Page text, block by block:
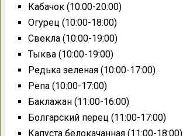
Кабачок (10:00-20:00)
Огурец (10:00-18:00)
Свекла (10:00-19:00)
Тыква (10:00-19:00)
Редька зеленая (10:00-17:00)
Репа (10:00-17:00)
Баклажан (11:00-16:00)
Болгарский перец (11:00-17:00)
Капуста белокачанная (11:00-18:00)